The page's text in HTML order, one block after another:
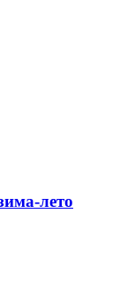
лето